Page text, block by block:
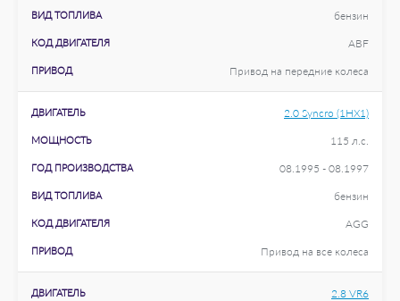
ВИД ТОПЛИВА бензин
КОД ДВИГАТЕЛЯ ABF
ПРИВОД Привод на передние колеса
ДВИГАТЕЛЬ 2.0 Syncro (1HX1)
МОЩНОСТЬ 115 л.с.
ГОД ПРОИЗВОДСТВА 08.1995 - 08.1997
ВИД ТОПЛИВА бензин
КОД ДВИГАТЕЛЯ AGG
ПРИВОД Привод на все колеса
ДВИГАТЕЛЬ 2.8 VR6